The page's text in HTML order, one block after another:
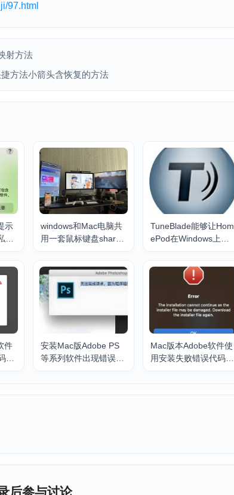
97.html
射方法
方法小箭头含恢复的方法
示
开
windows和Mac电脑共
用一套鼠标键盘share
TuneBlade能够让Hom
ePod在Windows上没
件
41
安装Mac版Adobe PS
等系列软件出现错误代
Mac版本Adobe软件使
用安装失败错误代码集
后参与讨论